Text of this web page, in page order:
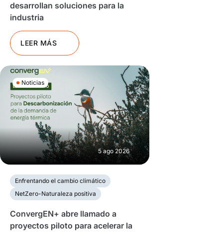
desarrollan soluciones para la
industria
LEER MÁS
Noticias
5 ago 2026
Enfrentando el cambio climático
NetZero-Naturaleza positiva
ConvergEN+ abre llamado a
proyectos piloto para acelerar la